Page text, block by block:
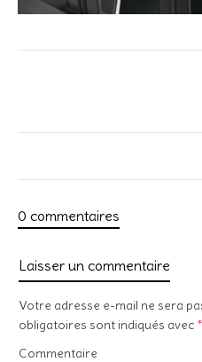
0 commentaires
Laisser un commentaire
Votre adresse e-mail ne sera
obligatoires sont indiqués avec *
Commentaire